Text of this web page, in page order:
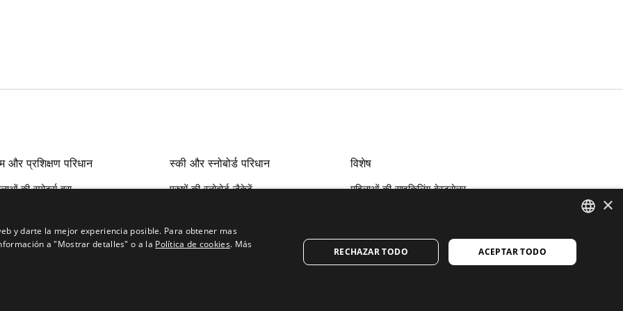
और प्रशिक्षण परिधान
की स्पोर्ट्स ब्रा
की स्पोर्ट्स टी-शर्ट्स
के वर्कआउट शॉर्ट्स और लेगिंग्स
स्की और स्नोबोर्ड परिधान
पुरुषों की स्नोबोर्ड जैकेटें
महिलाओं की स्नोबोर्ड पैंट
स्नोबोर्ड और स्की गॉगल्स
विशेष
महिलाओं की साइकिलिंग बेस्टसेलर
नवीनतम लाइफस्टाइल पुरुष
साइकिल चलाने के लिए आवश्यक सामान
SPANISH
ENGLISH
×
y darte la mejor experiencia posible. Para obtener mas
a "Mostrar detalles" o a la Política de cookies. Más
ACEPTAR TODO
RECHAZAR TODO